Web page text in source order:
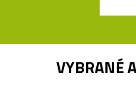
VYBRANÉ